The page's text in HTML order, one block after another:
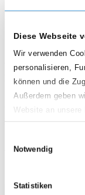
Diese Webseite
Wir verwenden
personalisieren,
können und die
Außerdem geben
Website an unsere
Analysen weiter.
möglicherweise
bereitgestellt
Notwendig
Statistiken
Land
Deutschland
PLZ
Entfernung
0 Händler